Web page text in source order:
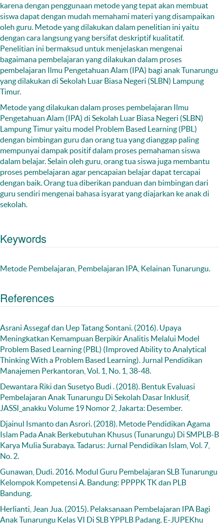
karena dengan penggunaan metode yang tepat akan membuat
siswa dapat dengan mudah memahami materi yang disampaikan
oleh guru. Metode yang dilakukan dalam penelitian ini yaitu
dengan cara langsung yang bersifat deskriptif kualitatif.
Penelitian ini bermaksud untuk menjelaskan mengenai
bagaimana pembelajaran yang dilakukan dalam proses
pembelajaran Ilmu Pengetahuan Alam (IPA) bagi anak Tunarungu
yang dilakukan di Sekolah Luar Biasa Negeri (SLBN) Lampung
Timur.
Metode yang dilakukan dalam proses pembelajaran Ilmu
Pengetahuan Alam (IPA) di Sekolah Luar Biasa Negeri (SLBN)
Lampung Timur yaitu model Problem Based Learning (PBL)
dengan bimbingan guru dan orang tua yang dianggap paling
mempunyai dampak positif dalam proses pemahaman siswa
dalam belajar. Selain oleh guru, orang tua siswa juga membantu
proses pembelajaran agar pencapaian belajar dapat tercapai
dengan baik. Orang tua diberikan panduan dan bimbingan dari
guru sendiri mengenai bahasa isyarat yang diajarkan ke anak di
sekolah.
Keywords
Metode Pembelajaran, Pembelajaran IPA, Kelainan Tunarungu.
References
Asrani Assegaf dan Uep Tatang Sontani. (2016). Upaya
Meningkatkan Kemampuan Berpikir Analitis Melalui Model
Problem Based Learning (PBL) (Improved Ability to Analytical
Thinking With a Problem Based Learning). Jurnal Pendidikan
Manajemen Perkantoran, Vol. 1, No. 1, 38-48.
Dewantara Riki dan Susetyo Budi . (2018). Bentuk Evaluasi
Pembelajaran Anak Tunarungu Di Sekolah Dasar Inklusif,
JASSI_anakku Volume 19 Nomor 2, Jakarta: Desember.
Djainul Ismanto dan Asrori. (2018). Metode Pendidikan Agama
Islam Pada Anak Berkebutuhan Khusus (Tunarungu) Di SMPLB-B
Karya Mulia Surabaya. Tadarus: Jurnal Pendidikan Islam, Vol. 7,
No. 2.
Gunawan, Dudi. 2016. Modul Guru Pembelajaran SLB Tunarungu
Kelompok Kompetensi A. Bandung: PPPPK TK dan PLB
Bandung.
Herlianti, Jean Jua. (2015). Pelaksanaan Pembelajaran IPA Bagi
Anak Tunarungu Kelas VI Di SLB YPPLB Padang. E-JUPEKhu